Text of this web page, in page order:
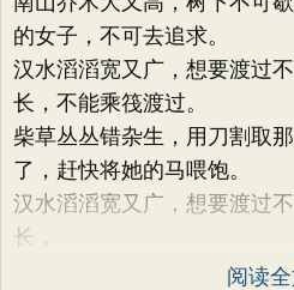
的女子，不可去追求。
汉水滔滔宽又广，想要渡过
长，不能乘筏渡过。
柴草丛丛错杂生，用刀割取
了，赶快将她的马喂饱。
汉水滔滔宽又广，想要渡过
长，
阅读